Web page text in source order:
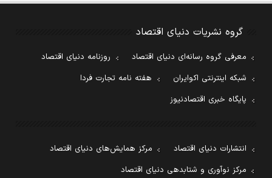
گروه نشریات دنیای اقتصاد
معرفی گروه رسانه‌ای دنیای اقتصاد
روزنامه دنیای اقتصاد
شبکه اینترنتی اکوایران
هفته نامه تجارت فردا
پایگاه خبری اقتصادنیوز
انتشارات دنیای اقتصاد
مرکز همایش‌های دنیای اقتصاد
مرکز نوآوری و شتابدهی دنیای اقتصاد